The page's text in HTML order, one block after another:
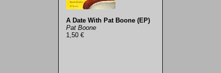
A Date With Pat Boone (EP)
Pat Boone
1,50 €